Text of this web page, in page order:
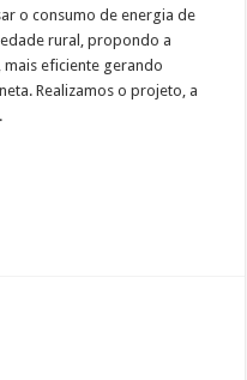
o consumo de energia de
rural, propondo a
mais eficiente gerando
Realizamos o projeto, a